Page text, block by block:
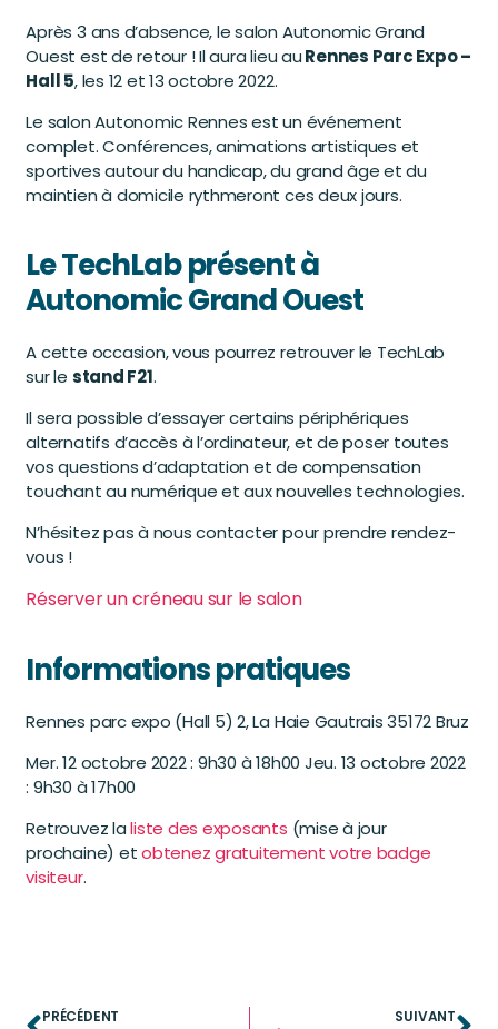
Après 3 ans d’absence, le salon Autonomic Grand
Ouest est de retour ! Il aura lieu auRennes Parc Expo –
Hall 5, les 12 et 13 octobre 2022.
Le salon Autonomic Rennes est un événement
complet. Conférences, animations artistiques et
sportives autour du handicap, du grand âge et du
maintien à domicile rythmeront ces deux jours.
Le TechLab présent à
Autonomic Grand Ouest
A cette occasion, vous pourrez retrouver le TechLab
sur le stand F21.
Il sera possible d’essayer certains périphériques
alternatifs d’accès à l’ordinateur, et de poser toutes
vos questions d’adaptation et de compensation
touchant au numérique et aux nouvelles technologies.
N’hésitez pas à nous contacter pour prendre rendez-
vous !
Réserver un créneau sur le salon
Informations pratiques
Rennes parc expo (Hall 5) 2, La Haie Gautrais 35172 Bruz
Mer. 12 octobre 2022 : 9h30 à 18h00 Jeu. 13 octobre 2022
: 9h30 à 17h00
Retrouvez laliste des exposants (mise à jour
prochaine) etobtenez gratuitement votre badge
visiteur.
PRÉCÉDENT
SUIVANT